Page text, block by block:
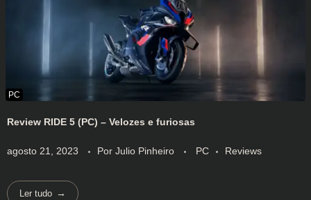
Review RIDE 5 (PC) – Velozes e furiosas
agosto 21, 2023 Por Julio Pinheiro PC Reviews
Ler tudo